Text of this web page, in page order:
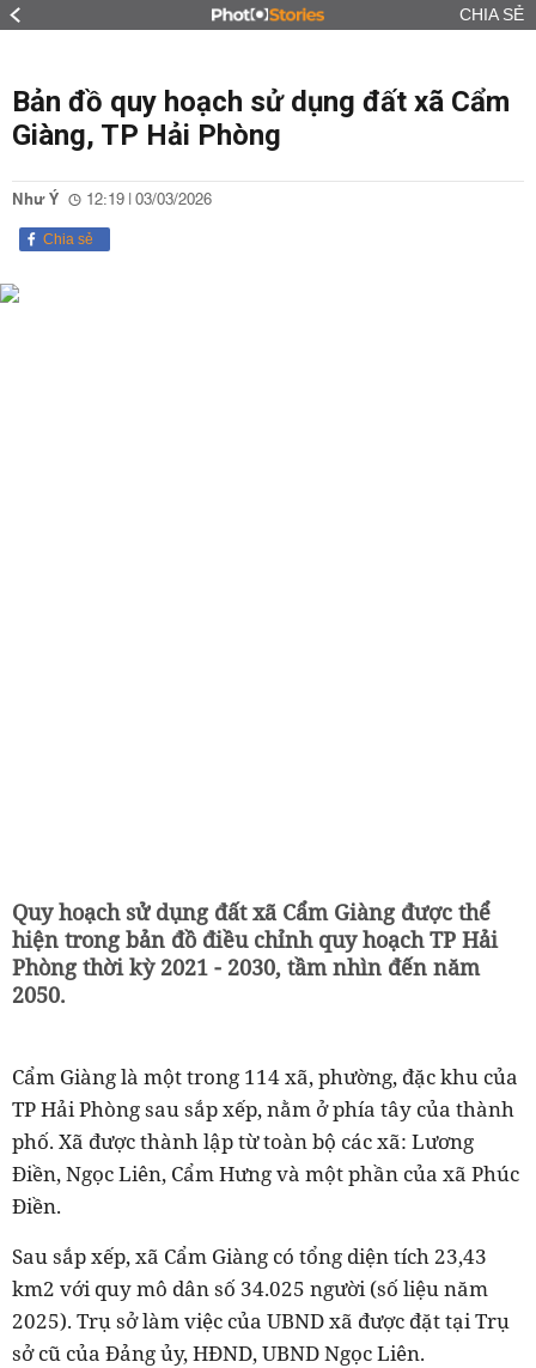
CHIA SẺ
Bản đồ quy hoạch sử dụng đất xã Cẩm
Giàng, TP Hải Phòng
Như Ý 12:19 | 03/03/2026
Chia sẻ
Quy hoạch sử dụng đất xã Cẩm Giàng được thể
hiện trong bản đồ điều chỉnh quy hoạch TP Hải
Phòng thời kỳ 2021 - 2030, tầm nhìn đến năm
2050.
Cẩm Giàng là một trong 114 xã, phường, đặc khu của
TP Hải Phòng sau sắp xếp, nằm ở phía tây của thành
phố. Xã được thành lập từ toàn bộ các xã: Lương
Điền, Ngọc Liên, Cẩm Hưng và một phần của xã Phúc
Điền.
Sau sắp xếp, xã Cẩm Giàng có tổng diện tích 23,43
km2 với quy mô dân số 34.025 người (số liệu năm
2025). Trụ sở làm việc của UBND xã được đặt tại Trụ
sở cũ của Đảng ủy, HĐND, UBND Ngọc Liên.